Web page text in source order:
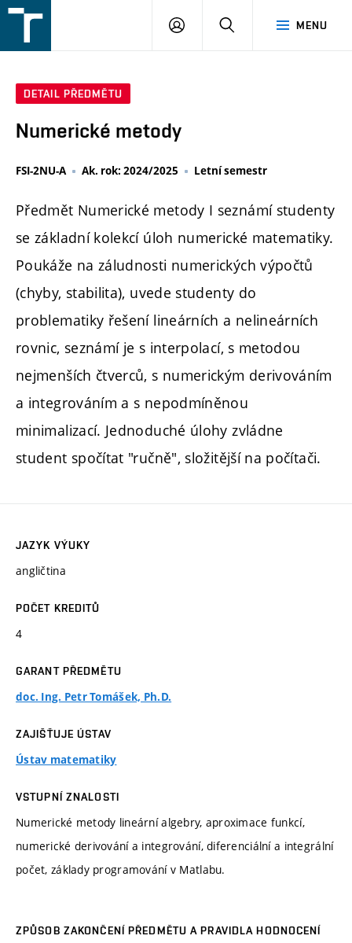
v
MENU
PŘIHLÁŠENÍ
DETAIL PŘEDMĚTU
Numerické metody
FSI-2NU-A Ak. rok: 2024/2025 Letní semestr
Předmět Numerické metody I seznámí studenty
se základní kolekcí úloh numerické matematiky.
Poukáže na záludnosti numerických výpočtů
(chyby, stabilita), uvede studenty do
problematiky řešení lineárních a nelineárních
rovnic, seznámí je s interpolací, s metodou
nejmenších čtverců, s numerickým derivováním
a integrováním a s nepodmíněnou
minimalizací. Jednoduché úlohy zvládne
student spočítat "ručně", složitější na počítači.
JAZYK VÝUKY
angličtina
POČET KREDITŮ
4
GARANT PŘEDMĚTU
doc. Ing. Petr Tomášek, Ph.D.
ZAJIŠŤUJE ÚSTAV
Ústav matematiky
VSTUPNÍ ZNALOSTI
Numerické metody lineární algebry, aproximace funkcí,
numerické derivování a integrování, diferenciální a integrální
počet, základy programování v Matlabu.
ZPŮSOB ZAKONČENÍ PŘEDMĚTU A PRAVIDLA HODNOCENÍ